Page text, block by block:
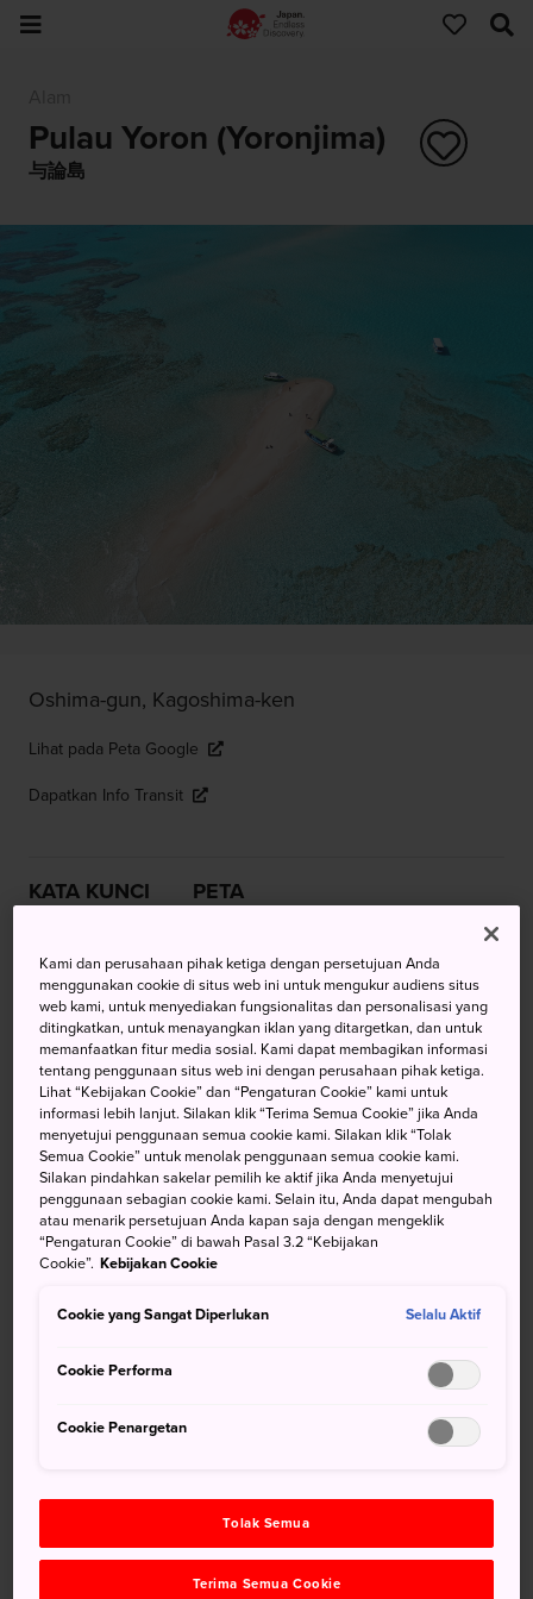
Pulau Yoron (Yoronjima)
与論島
Oshima-gun, Kagoshima-ken
Lihat pada Peta Google
Dapatkan Info Transit
KATA KUNCI PETA
Desa Yunani, Pantai Hantu, dan
Stasiun Kereta Api Khayalan di
Pulau Subtropis Tersembunyi
Dikenal dengan nama lain Yoronjima atau Yoronto, Pulau
Yoron adalah salah satu pulau dariKepulauan Amami
luarKyushu
dan termasuk dalam Taman Nasional Amami
Gunto Quasi. Pulau ini terkenal dengan perairannya yang
sejernih kristal dan kemungkinan olahraga air seperti
kayak laut, menyelam, dan berenang.
Selain sebuah tempat berlibur subtropis yang ideal, pulau
eksentrik termasuk bangunan yang menyerupai gaya
minum tradisional. Terdapat sangat banyak tempat untuk
Kami dan perusahaan pihak ketiga dengan persetujuan Anda
menggunakan cookie di situs web ini untuk mengukur audiens situs
web kami, untuk menyediakan fungsionalitas dan personalisasi yang
ditingkatkan, untuk menayangkan iklan yang ditargetkan, dan untuk
memanfaatkan fitur media sosial. Kami dapat membagikan informasi
tentang penggunaan situs web ini dengan perusahaan pihak ketiga.
Lihat “Kebijakan Cookie” dan “Pengaturan Cookie” kami untuk
informasi lebih lanjut. Silakan klik “Terima Semua Cookie” jika Anda
menyetujui penggunaan semua cookie kami. Silakan klik “Tolak
Semua Cookie” untuk menolak penggunaan semua cookie kami.
Silakan pindahkan sakelar pemilih ke aktif jika Anda menyetujui
penggunaan sebagian cookie kami. Selain itu, Anda dapat mengubah
atau menarik persetujuan Anda kapan saja dengan mengeklik
“Pengaturan Cookie” di bawah Pasal 3.2 “Kebijakan
Cookie”. Kebijakan Cookie
Cookie yang Sangat Diperlukan Selalu Aktif
Cookie Performa
Cookie Penargetan
Tolak Semua
Terima Semua Cookie